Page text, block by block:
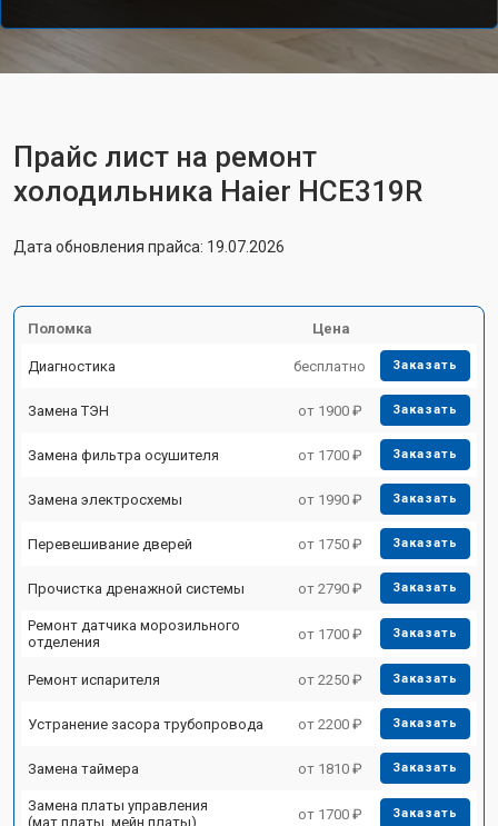
Прайс лист на ремонт
холодильника Haier HCE319R
Дата обновления прайса: 19.07.2026
Поломка Цена
Диагностика бесплатно Заказать
Замена ТЭН от 1900 ₽ Заказать
Замена фильтра осушителя от 1700 ₽ Заказать
Замена электросхемы от 1990 ₽ Заказать
Перевешивание дверей от 1750 ₽ Заказать
Прочистка дренажной системы от 2790 ₽ Заказать
Ремонт датчика морозильного
отделения
от 1700 ₽ Заказать
Ремонт испарителя от 2250 ₽ Заказать
Устранение засора трубопровода от 2200 ₽ Заказать
Замена таймера от 1810 ₽ Заказать
Замена платы управления
(мат.платы, мейн платы)
от 1700 ₽ Заказать